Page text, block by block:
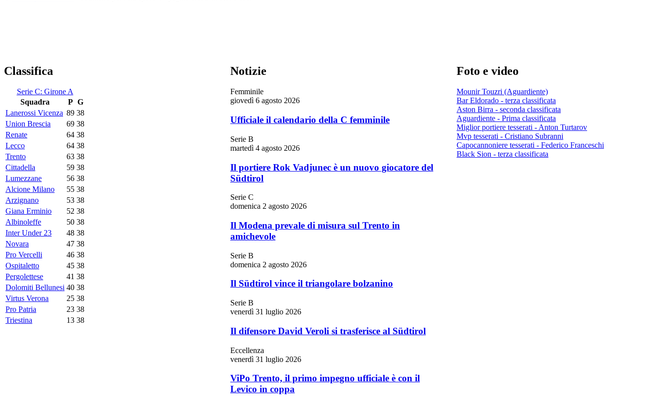
Classifica
Serie C: Girone A
Squadra
P G
Lanerossi Vicenza 89 38
Union Brescia
69 38
Renate
64 38
Lecco
64 38
Trento
63 38
Cittadella
59 38
Lumezzane
56 38
Alcione Milano
55 38
Arzignano
53 38
Giana Erminio
52 38
Albinoleffe
50 38
Inter Under 23
48 38
Novara
47 38
Pro Vercelli
46 38
Ospitaletto
45 38
Pergolettese
41 38
Dolomiti Bellunesi 40 38
Virtus Verona
25 38
Pro Patria
23 38
Triestina
13 38
Notizie
Femminile
giovedì 6 agosto 2026
Ufficiale il calendario della C femminile
Serie B
martedì 4 agosto 2026
Il portiere Rok Vadjunec è un nuovo giocatore del
Südtirol
Serie C
domenica 2 agosto 2026
Il Modena prevale di misura sul Trento in
amichevole
Serie B
domenica 2 agosto 2026
Il Südtirol vince il triangolare bolzanino
Serie B
venerdì 31 luglio 2026
Il difensore David Veroli si trasferisce al Südtirol
Eccellenza
venerdì 31 luglio 2026
ViPo Trento, il primo impegno ufficiale è con il
Levico in coppa
Foto e video
Mounir Touzri (Aguardiente)
Bar Eldorado - terza classificata
Aston Birra - seconda classificata
Aguardiente - Prima classificata
Miglior portiere tesserati - Anton Turtarov
Mvp tesserati - Cristiano Subranni
Capocannoniere tesserati - Federico Franceschi
Black Sion - terza classificata